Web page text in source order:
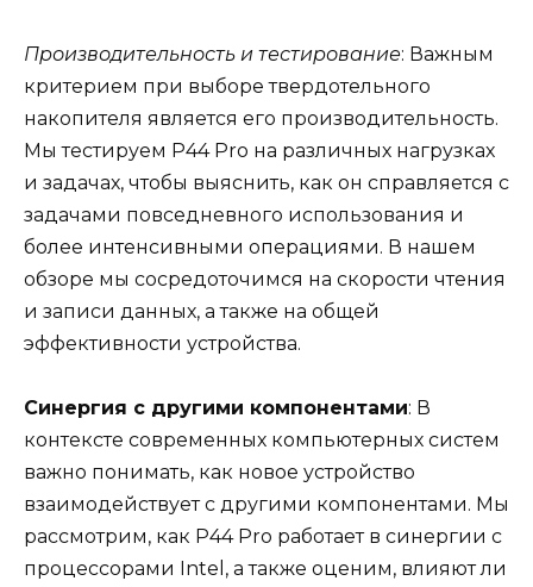
Производительность и тестирование: Важным
критерием при выборе твердотельного
накопителя является его производительность.
Мы тестируем P44 Pro на различных нагрузках
и задачах, чтобы выяснить, как он справляется с
задачами повседневного использования и
более интенсивными операциями. В нашем
обзоре мы сосредоточимся на скорости чтения
и записи данных, а также на общей
эффективности устройства.
Синергия с другими компонентами: В
контексте современных компьютерных систем
важно понимать, как новое устройство
взаимодействует с другими компонентами. Мы
рассмотрим, как P44 Pro работает в синергии с
процессорами Intel, а также оценим, влияют ли